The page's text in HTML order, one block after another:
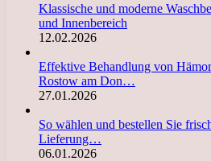
Klassische und moderne
und Innenbereich
12.02.2026
Effektive Behandlung von
Rostow am Don…
27.01.2026
So wählen und bestellen Sie
Lieferung…
06.01.2026